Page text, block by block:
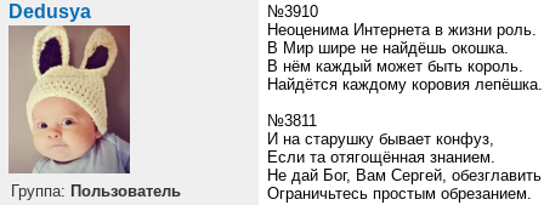
Dedusya
Группа: Пользователь
№3910
Неоценима Интернета в жизни роль.
В Мир шире не найдёшь окошка.
В нём каждый может быть король.
Найдётся каждому коровия лепёшка.
№3811
И на старушку бывает конфуз,
Если та отягощённая знанием.
Не дай Бог, Вам Сергей,
Ограничьтесь простым обрезанием.